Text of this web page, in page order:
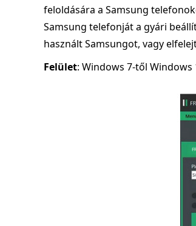
feloldására a Samsung
Samsung telefonját a gyári
használt Samsungot, vagy
Felület: Windows 7-től Windows